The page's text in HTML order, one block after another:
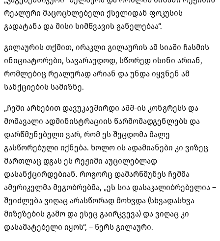
რეალური მაცოცხლებელი ქსელიდან ფოკუსის
გადატანა და მისი სიმწვავის განელებაა“.
გილაურის თქმით, ირაკლი გილაურის ამ სიაში ჩასმის
ინიციატორები, სავარაუდოდ, სწორედ ისინი არიან,
რომლებიც რეალურად არიან და უნდა იყვნენ ამ
სანქციების სამიზნე.
„ჩემი არხებით დავუკავშირდი აშშ-ის კონგრესს და
მომავალი ადმინისტრაციის წარმომადგენლებს და
დარწმუნებული ვარ, რომ ეს შეცდომა მალე
გასწორებული იქნება. ხოლო ის ადამიანები კი ვიზეც
მართლაც დგას ეს რეჟიმი აუცილებლად
დასანქცირდებიან. როგორც დამარწმუნეს ჩემმა
ამერიკელმა მეგობრებმა, „ეს სია დასაკალიბრებელია –
შეიძლება ვიღაც არასწორად მოხვდა (სხვადასხვა
მიზეზების გამო და ესეც გაირკვევა) და ვიღაც კი
დასამატებელი იყოს“, – წერს გილაური.